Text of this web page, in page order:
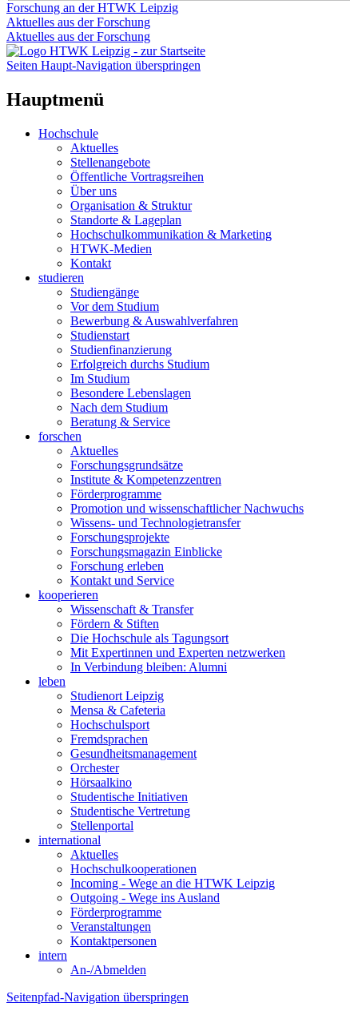
Forschung an der HTWK Leipzig
Aktuelles aus der Forschung
Aktuelles aus der Forschung
Seiten Haupt-Navigation überspringen
Hauptmenü
Hochschule
Aktuelles
Stellenangebote
Öffentliche Vortragsreihen
Über uns
Organisation & Struktur
Standorte & Lageplan
Hochschulkommunikation & Marketing
HTWK-Medien
Kontakt
studieren
Studiengänge
Vor dem Studium
Bewerbung & Auswahlverfahren
Studienstart
Studienfinanzierung
Erfolgreich durchs Studium
Im Studium
Besondere Lebenslagen
Nach dem Studium
Beratung & Service
forschen
Aktuelles
Forschungsgrundsätze
Institute & Kompetenzzentren
Förderprogramme
Promotion und wissenschaftlicher Nachwuchs
Wissens- und Technologietransfer
Forschungsprojekte
Forschungsmagazin Einblicke
Forschung erleben
Kontakt und Service
kooperieren
Wissenschaft & Transfer
Fördern & Stiften
Die Hochschule als Tagungsort
Mit Expertinnen und Experten netzwerken
In Verbindung bleiben: Alumni
leben
Studienort Leipzig
Mensa & Cafeteria
Hochschulsport
Fremdsprachen
Gesundheitsmanagement
Orchester
Hörsaalkino
Studentische Initiativen
Studentische Vertretung
Stellenportal
international
Aktuelles
Hochschulkooperationen
Incoming - Wege an die HTWK Leipzig
Outgoing - Wege ins Ausland
Förderprogramme
Veranstaltungen
Kontaktpersonen
intern
An-/Abmelden
Seitenpfad-Navigation überspringen